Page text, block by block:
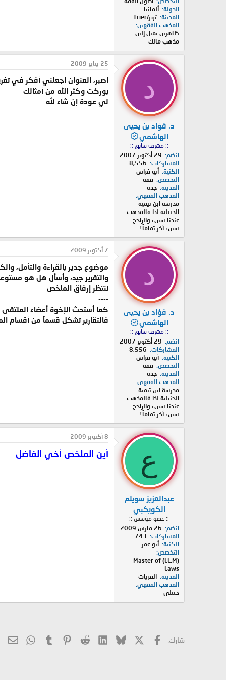
الدولة ألمانيا
المدينة ترير/Trier
المذهب الفقهي
ظاهري يميل إلى
مذهب مالك
د
د. فؤاد بن يحيى
الهاشمي
:: مشرف سابق ::
انضم
29 أكتوبر 2007
المشاركات
8,556
الكنية أبو فراس
التخصص
فقه
المدينة جدة
المذهب الفقهي
مدرسة ابن تيمية
الحنبلية لذا فالمذهب
عندنا شيء والراجح
شيء آخر تماماً!.
25 يناير 2009
اصبر، العنوان اجعلني أفكر في
بوركت وكثر الله من أمثالك
لي عودة إن شاء لله
د
د. فؤاد بن يحيى
الهاشمي
:: مشرف سابق ::
انضم
29 أكتوبر 2007
المشاركات
8,556
الكنية أبو فراس
التخصص
فقه
المدينة جدة
المذهب الفقهي
مدرسة ابن تيمية
الحنبلية لذا فالمذهب
عندنا شيء والراجح
شيء آخر تماماً!.
7 أكتوبر 2009
موضوع جدير بالقراءة والتأمل،
والتقرير جيد، وأسأل هل هو
ننتظر إرفاق الملخص
----
كما أستحث الإخوة أعضاء الملتقى
فالتقارير تشكل قسماً من أقسام
ع
عبدالعزيز سويلم
الكويكبي
:: عضو مؤسس ::
انضم
26 مارس 2009
المشاركات
743
الكنية أبو عمر
التخصص
(LL.M) Master of
Laws
المدينة القريات
المذهب الفقهي
حنبلي
8 أكتوبر 2009
أين الملخص أخي الفاضل
شارك: فيسبوك Bluesky
LinkedIn
Reddit
Pinterest
Tumblr